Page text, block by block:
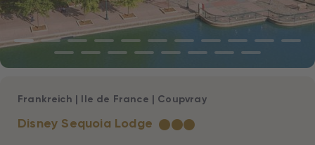
Disney Sequoia Lodge ★★★
Frankreich | Ile de France | Coupvray